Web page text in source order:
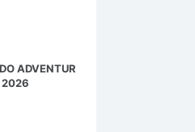
ADVENTUR
2026